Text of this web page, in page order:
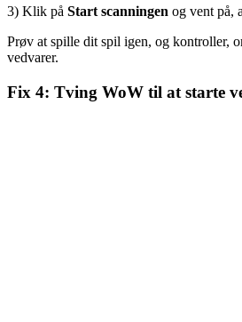
3) Klik på Start scanningen og vent på,
Prøv at spille dit spil igen, og kontroller,
vedvarer.
Fix 4: Tving WoW til at starte